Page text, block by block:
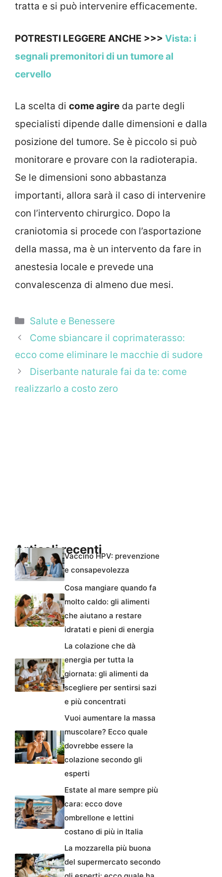
tratta e si può intervenire efficacemente.
POTRESTI LEGGERE ANCHE >>> Vista: i
segnali premonitori di un tumore al
cervello
La scelta di come agire da parte degli
specialisti dipende dalle dimensioni e dalla
posizione del tumore. Se è piccolo si può
monitorare e provare con la radioterapia.
Se le dimensioni sono abbastanza
importanti, allora sarà il caso di intervenire
con l’intervento chirurgico. Dopo la
craniotomia si procede con l’asportazione
della massa, ma è un intervento da fare in
anestesia locale e prevede una
convalescenza di almeno due mesi.
Categorie
Salute e Benessere
Come sbiancare il coprimaterasso:
ecco come eliminare le macchie di sudore
Diserbante naturale fai da te: come
realizzarlo a costo zero
Articoli recentiVaccino HPV: prevenzione
e consapevolezza
Cosa mangiare quando fa
molto caldo: gli alimenti
che aiutano a restare
idratati e pieni di energia
La colazione che dà
energia per tutta la
giornata: gli alimenti da
scegliere per sentirsi sazi
e più concentrati
Vuoi aumentare la massa
muscolare? Ecco quale
dovrebbe essere la
colazione secondo gli
esperti
Estate al mare sempre più
cara: ecco dove
ombrellone e lettini
costano di più in Italia
La mozzarella più buona
del supermercato secondo